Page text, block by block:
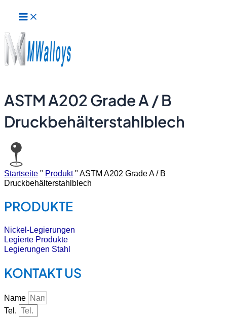
Inhalt
springen
ASTM A202 Grade A / B
Druckbehälterstahlblech
Startseite " Produkt" ASTM A202 Grade A / B
Druckbehälterstahlblech
PRODUKTE
Nickel-Legierungen
Legierte Produkte
Legierungen Stahl
KONTAKT US
Name
Tel.